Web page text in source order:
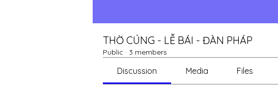
THỜ CÚNG - LỄ BÁI - ĐÀN PHÁP
Public · 3 members
Discussion Media Files